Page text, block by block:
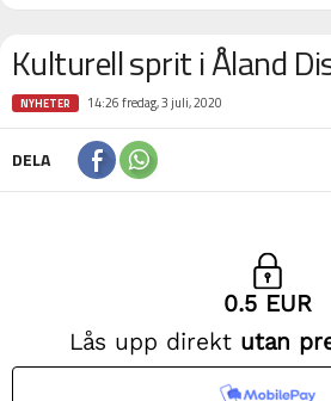
Kulturell sprit i Åland
NYHETER 14:26 fredag, 3 juli, 2020
DELA